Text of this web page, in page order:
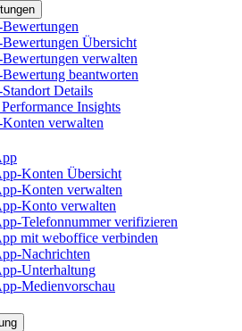
Übersicht
verwalten
beantworten
Details
Insights
verwalten
Konten Übersicht
Konten verwalten
Konto verwalten
Telefonnummer verifizieren
mit weboffice verbinden
Nachrichten
Unterhaltung
Medienvorschau